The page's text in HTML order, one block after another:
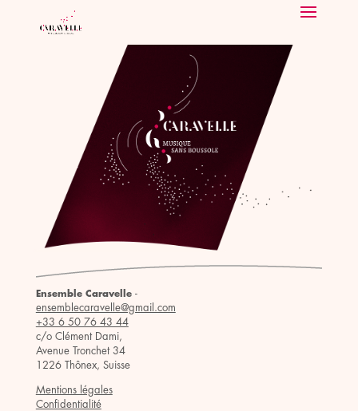
Ensemble Caravelle-
ensemblecaravelle@gmail.com
+33 6 50 76 43 44
c/o Clément Dami,
Avenue Tronchet 34
1226 Thônex, Suisse
Mentions légales
Confidentialité